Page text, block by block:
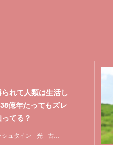
シュタイン 光 古代エジプト 宇
れて人類は生活し
億年たってもズレ
てる？